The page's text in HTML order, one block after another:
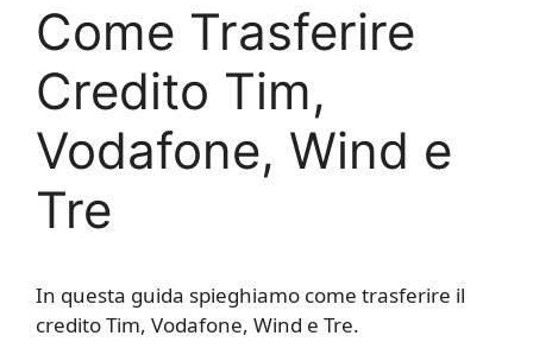
Come Trasferire
Credito Tim,
Vodafone, Wind e
Tre
In questa guida spieghiamo come trasferire il
credito Tim, Vodafone, Wind e Tre.